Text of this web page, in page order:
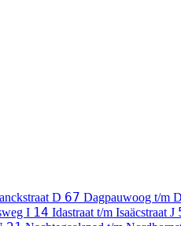
D 67 Dagpauwoog t/m
I 14 Idastraat t/m Isaäcstraat J